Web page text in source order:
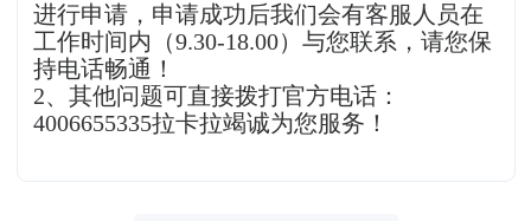
进行申请，申请成功后我们会有客服人员在
工作时间内（9.30-18.00）与您联系，请您保
持电话畅通！
2、其他问题可直接拨打官方电话：
4006655335拉卡拉竭诚为您服务！